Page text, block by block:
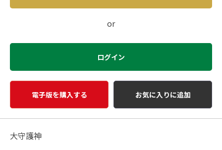
or
ログイン
電子版を購入する お気に入りに追加
大守護神